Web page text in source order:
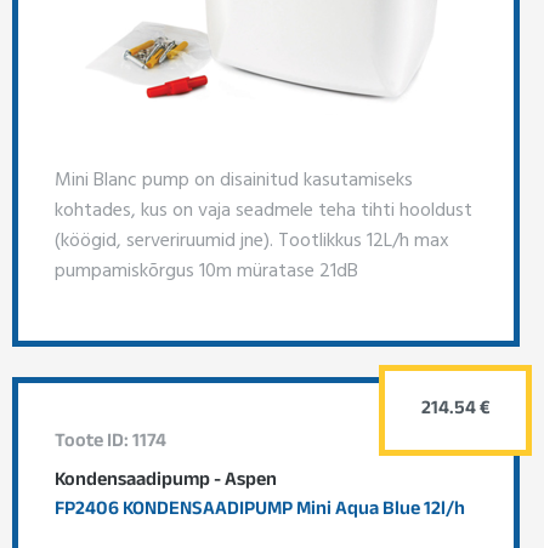
Mini Blanc pump on disainitud kasutamiseks
kohtades, kus on vaja seadmele teha tihti hooldust
(köögid, serveriruumid jne). Tootlikkus 12L/h max
pumpamiskõrgus 10m müratase 21dB
Toote ID: 1174
Kondensaadipump - Aspen
FP2406 KONDENSAADIPUMP Mini Aqua Blue 12l/h
214.54 €